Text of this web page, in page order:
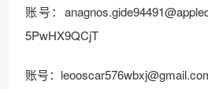
账号：
5PwHX9QCjT
账号：